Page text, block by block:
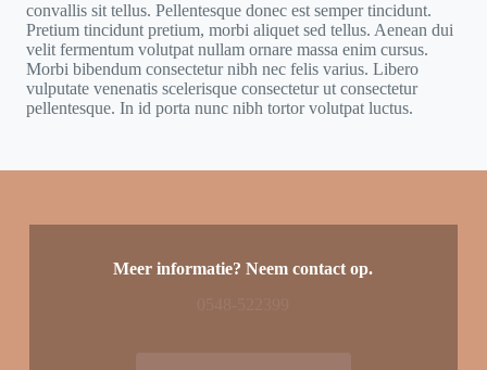
convallis sit tellus. Pellentesque donec est semper tincidunt.
Pretium tincidunt pretium, morbi aliquet sed tellus. Aenean dui
velit fermentum volutpat nullam ornare massa enim cursus.
Morbi bibendum consectetur nibh nec felis varius. Libero
vulputate venenatis scelerisque consectetur ut consectetur
pellentesque. In id porta nunc nibh tortor volutpat luctus.
Meer informatie? Neem contact op.